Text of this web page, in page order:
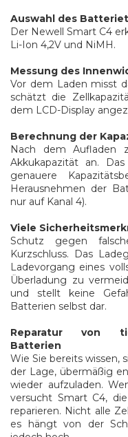
Auswahl des
Der Newell Smart C4
Li-Ion 4,2V und NiMH.
Messung des
Vor dem Laden misst
schätzt die
dem LCD-Display
Berechnung der
Nach dem Aufladen
Akkukapazität an.
genauere
Herausnehmen der
nur auf Kanal 4).
Viele
Schutz gegen
Kurzschluss. Das
Ladevorgang eines
Überladung zu
und stellt keine
Batterien selbst dar.
Reparatur von
Batterien
Wie Sie bereits wissen,
der Lage, übermäßig
wieder aufzuladen.
versucht Smart C4,
reparieren. Nicht alle
es hängt von der